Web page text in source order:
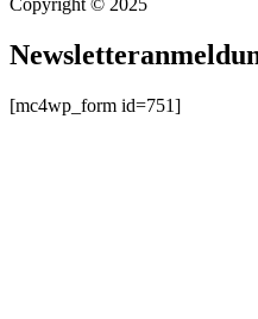
[mc4wp_form id=751]